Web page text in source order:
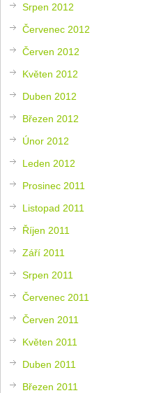
Srpen 2012
Červenec 2012
Červen 2012
Květen 2012
Duben 2012
Březen 2012
Únor 2012
Leden 2012
Prosinec 2011
Listopad 2011
Říjen 2011
Září 2011
Srpen 2011
Červenec 2011
Červen 2011
Květen 2011
Duben 2011
Březen 2011